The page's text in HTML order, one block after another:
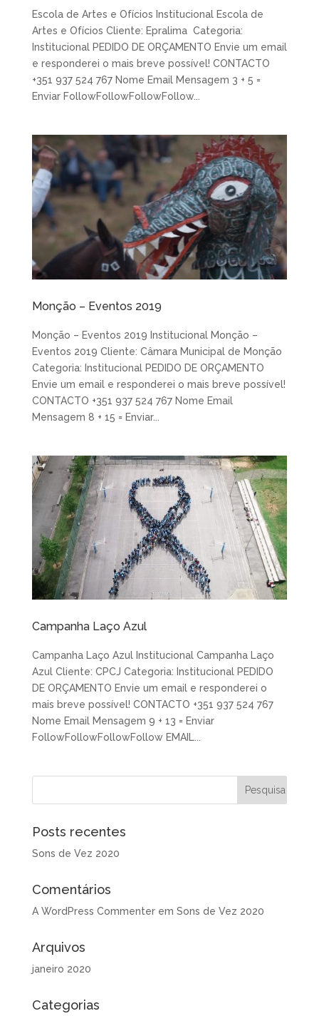
Escola de Artes e Ofícios Institucional Escola de
Artes e Ofícios Cliente: Epralima Categoria:
Institucional PEDIDO DE ORÇAMENTO Envie um email
e responderei o mais breve possível! CONTACTO
+351 937 524 767 Nome Email Mensagem 3 + 5 =
Enviar FollowFollowFollowFollow...
Monção – Eventos 2019
Monção – Eventos 2019 Institucional Monção –
Eventos 2019 Cliente: Câmara Municipal de Monção
Categoria: Institucional PEDIDO DE ORÇAMENTO
Envie um email e responderei o mais breve possível!
CONTACTO +351 937 524 767 Nome Email
Mensagem 8 + 15 = Enviar...
Campanha Laço Azul
Campanha Laço Azul Institucional Campanha Laço
Azul Cliente: CPCJ Categoria: Institucional PEDIDO
DE ORÇAMENTO Envie um email e responderei o
mais breve possível! CONTACTO +351 937 524 767
Nome Email Mensagem 9 + 13 = Enviar
FollowFollowFollowFollow EMAIL...
Posts recentes
Sons de Vez 2020
Comentários
A WordPress Commenterem Sons de Vez 2020
Arquivos
janeiro 2020
Categorias